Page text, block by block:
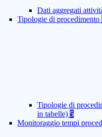
Dati aggregati
Tipologie di procedimento
Tipologie di
in tabelle) 5
Monitoraggio tempi